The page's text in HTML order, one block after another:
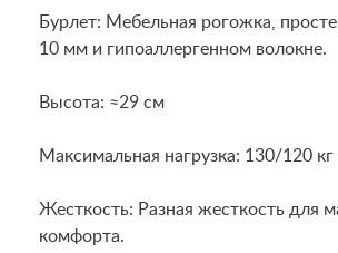
Бурлет: Мебельная рогожка,
10 мм и гипоаллергенном волокне.
Высота: ≈29 см
Максимальная нагрузка: 130/120 кг
Жесткость: Разная жесткость для
комфорта.